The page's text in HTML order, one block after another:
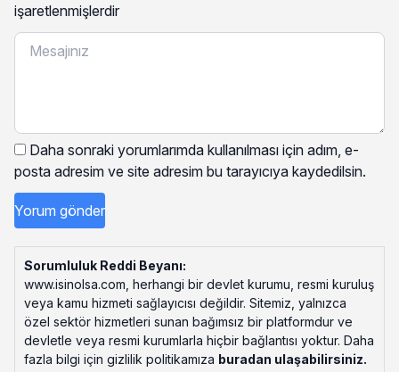
işaretlenmişlerdir
Daha sonraki yorumlarımda kullanılması için adım, e-
posta adresim ve site adresim bu tarayıcıya kaydedilsin.
Sorumluluk Reddi Beyanı:
www.isinolsa.com, herhangi bir devlet kurumu, resmi kuruluş
veya kamu hizmeti sağlayıcısı değildir. Sitemiz, yalnızca
özel sektör hizmetleri sunan bağımsız bir platformdur ve
devletle veya resmi kurumlarla hiçbir bağlantısı yoktur. Daha
fazla bilgi için gizlilik politikamıza buradan ulaşabilirsiniz.